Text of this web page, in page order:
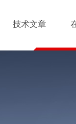
技术文章